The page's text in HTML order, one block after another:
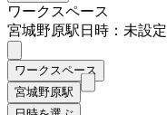
ワークスペース
宮城野原駅日時：未設定
ワークスペース
宮城野原駅